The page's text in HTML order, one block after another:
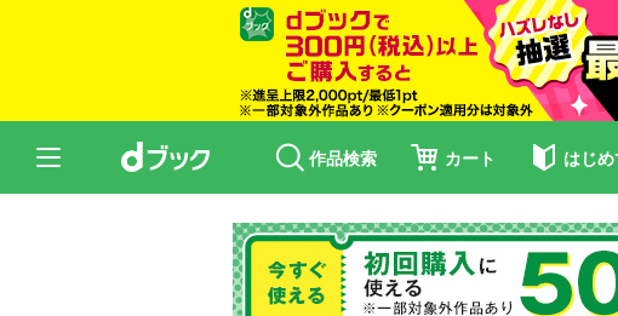
作品検索 カート はじ